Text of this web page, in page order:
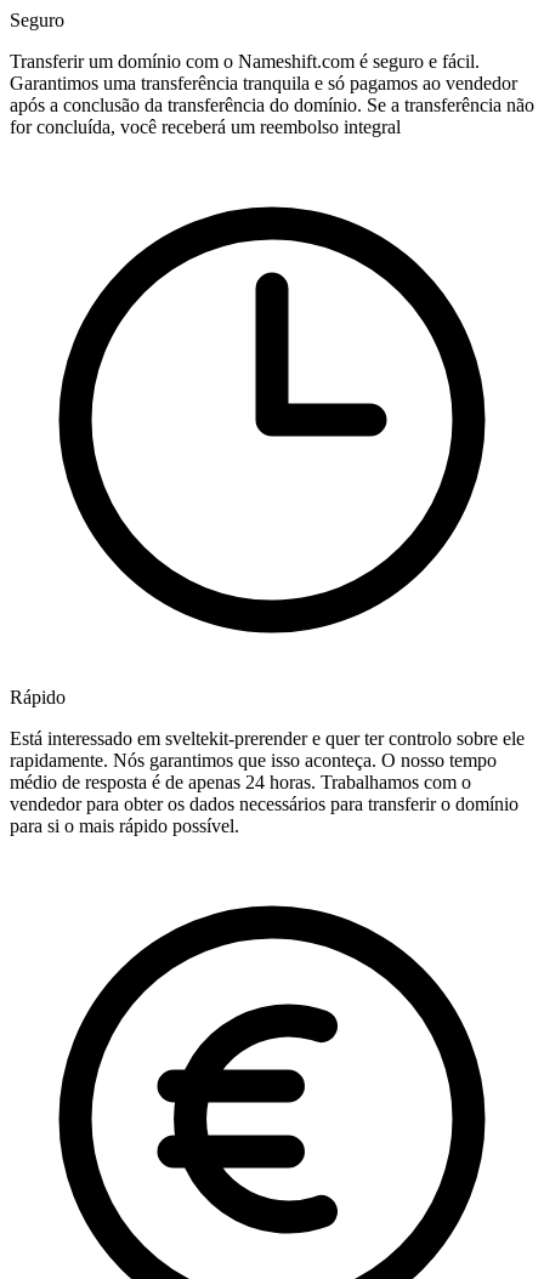
Seguro
Transferir um domínio com o Nameshift.com é seguro e fácil.
Garantimos uma transferência tranquila e só pagamos ao vendedor
após a conclusão da transferência do domínio. Se a transferência não
for concluída, você receberá um reembolso integral
Rápido
Está interessado em sveltekit-prerender e quer ter controlo sobre ele
rapidamente. Nós garantimos que isso aconteça. O nosso tempo
médio de resposta é de apenas 24 horas. Trabalhamos com o
vendedor para obter os dados necessários para transferir o domínio
para si o mais rápido possível.